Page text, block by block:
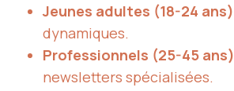
Jeunes adultes (18-24 ans)
dynamiques.
Professionnels (25-45 ans)
newsletters spécialisées.